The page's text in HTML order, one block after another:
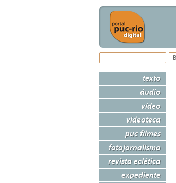
texto
áudio
vídeo
videoteca
puc filmes
fotojornalismo
revista eclética
expediente